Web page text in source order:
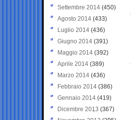
Settembre 2014 (450)
Agosto 2014 (433)
Luglio 2014 (436)
Giugno 2014 (391)
Maggio 2014 (392)
Aprile 2014 (389)
Marzo 2014 (436)
Febbraio 2014 (386)
Gennaio 2014 (419)
Dicembre 2013 (367)